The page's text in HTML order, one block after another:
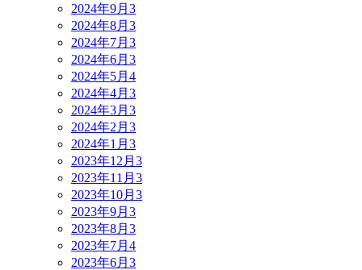
2024年9月 3
2024年8月 3
2024年7月 3
2024年6月 3
2024年5月 4
2024年4月 3
2024年3月 3
2024年2月 3
2024年1月 3
2023年12月 3
2023年11月 3
2023年10月 3
2023年9月 3
2023年8月 3
2023年7月 4
2023年6月 3